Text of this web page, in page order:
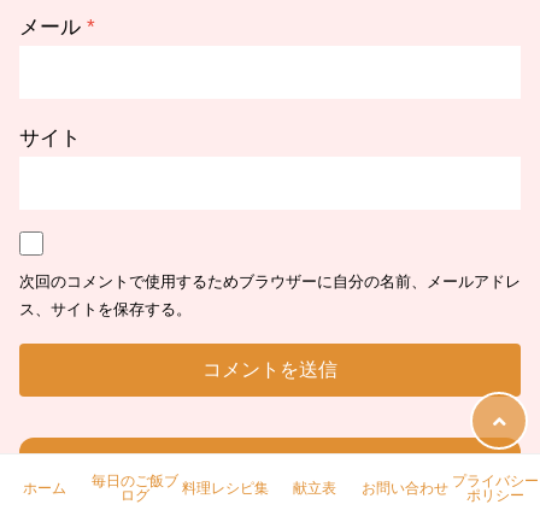
メール *
サイト
次回のコメントで使用するためブラウザーに自分の名前、メールアドレ
ス、サイトを保存する。
ホーム
毎日のご飯ブ
ログ
料理レシピ集 献立表 お問い合わせ プライバシー
ポリシー